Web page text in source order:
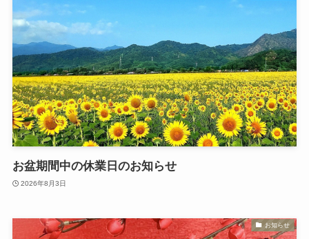
お盆期間中の休業日のお知らせ
2026年8月3日
お知らせ